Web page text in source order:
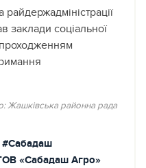
заклади соціальної
Жашківська районна рада
#Сабадаш
«Сабадаш Агро»